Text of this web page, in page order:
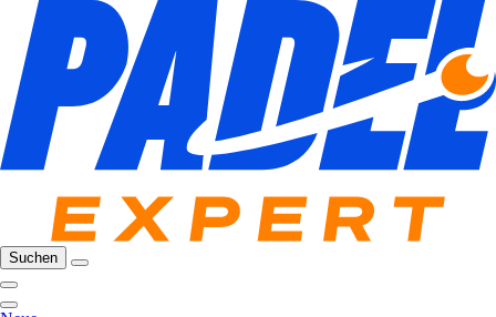
Suchen